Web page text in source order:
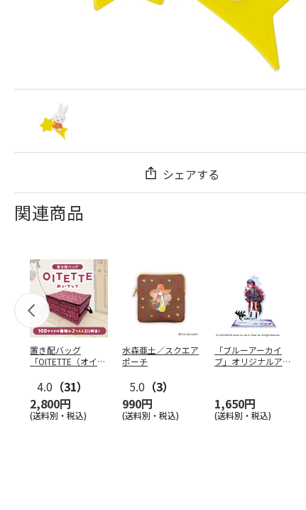
シェアする
関連商品
置き配バッグ
「OITETTE（オイテ
4.0 （31）
2,800円
(送料別・税込)
水森亜土／スクエア
ポーチ
5.0 （3）
990円
(送料別・税込)
「ブルーアーカイ
ブ」オリジナルアク
1,650円
(送料別・税込)